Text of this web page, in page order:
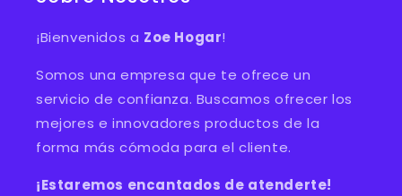
¡Bienvenidos a Zoe Hogar!
Somos una empresa que te ofrece un
servicio de confianza. Buscamos ofrecer los
mejores e innovadores productos de la
forma más cómoda para el cliente.
¡Estaremos encantados de atenderte!